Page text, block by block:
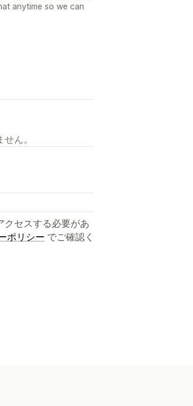
anytime so we can
ん。
クセスする必要があ
ポリシー でご確認く